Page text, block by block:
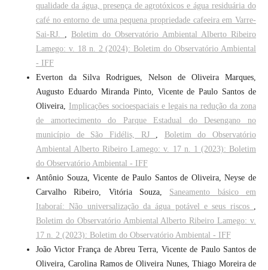
qualidade da água, presença de agrotóxicos e água residuária do
café no entorno de uma pequena propriedade cafeeira em Varre-
Sai-RJ.
Boletim do Observatório Ambiental Alberto Ribeiro
Lamego: v. 18 n. 2 (2024): Boletim do Observatório Ambiental
- IFF
Everton da Silva Rodrigues, Nelson de Oliveira Marques,
Augusto Eduardo Miranda Pinto, Vicente de Paulo Santos de
Oliveira, Implicações socioespaciais e legais na redução da zona
de amortecimento do Parque Estadual do Desengano no
município de São Fidélis, RJ
Boletim do Observatório
Ambiental Alberto Ribeiro Lamego: v. 17 n. 1 (2023): Boletim
do Observatório Ambiental - IFF
Antônio Souza, Vicente de Paulo Santos de Oliveira, Neyse de
Carvalho Ribeiro, Vitória Souza, Saneamento básico em
Itaboraí: Não universalização da água potável e seus riscos
Boletim do Observatório Ambiental Alberto Ribeiro Lamego: v.
17 n. 2 (2023): Boletim do Observatório Ambiental - IFF
João Victor França de Abreu Terra, Vicente de Paulo Santos de
Oliveira, Carolina Ramos de Oliveira Nunes, Thiago Moreira de